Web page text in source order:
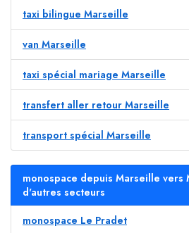
taxi bilingue Marseille
van Marseille
taxi spécial mariage Marseille
transfert aller retour Marseille
transport spécial Marseille
monospace depuis Marseille vers
d'autres secteurs
monospace Le Pradet